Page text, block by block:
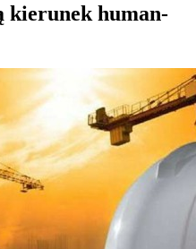
kierunek human-